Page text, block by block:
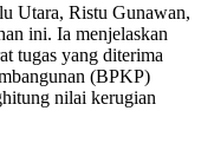
Utara, Ristu Gunawan,
ini. Ia menjelaskan
tugas yang diterima
(BPKP)
nilai kerugian